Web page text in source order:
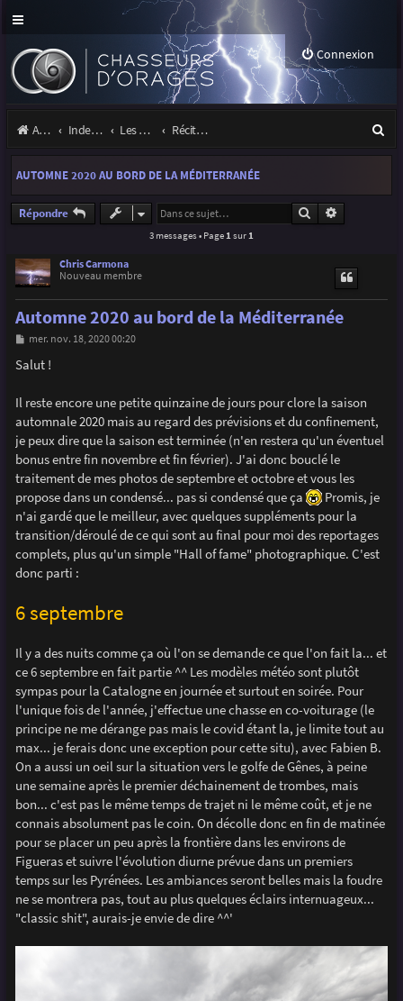
Connexion
Accueil Index du forum Les orages Récits et photos d'orages
e
AUTOMNE 2020 AU BORD DE LA MÉDITERRANÉE
Répondre Rechercher
3 messages • Page 1 sur 1
Chris Carmona
Nouveau membre
Automne 2020 au bord de la Méditerranée
M
s
s
e
mer. nov. 18, 2020 00:20
Salut !
Il reste encore une petite quinzaine de jours pour clore la saison
automnale 2020 mais au regard des prévisions et du confinement,
je peux dire que la saison est terminée (n'en restera qu'un éventuel
bonus entre fin novembre et fin février). J'ai donc bouclé le
traitement de mes photos de septembre et octobre et vous les
propose dans un condensé... pas si condensé que ça
Promis, je
n'ai gardé que le meilleur, avec quelques suppléments pour la
transition/déroulé de ce qui sont au final pour moi des reportages
complets, plus qu'un simple "Hall of fame" photographique. C'est
donc parti :
6 septembre
Il y a des nuits comme ça où l'on se demande ce que l'on fait la... et
ce 6 septembre en fait partie ^^ Les modèles météo sont plutôt
sympas pour la Catalogne en journée et surtout en soirée. Pour
l'unique fois de l'année, j'effectue une chasse en co-voiturage (le
principe ne me dérange pas mais le covid étant la, je limite tout au
max... je ferais donc une exception pour cette situ), avec Fabien B.
On a aussi un oeil sur la situation vers le golfe de Gênes, à peine
une semaine après le premier déchainement de trombes, mais
bon... c'est pas le même temps de trajet ni le même coût, et je ne
connais absolument pas le coin. On décolle donc en fin de matinée
pour se placer un peu après la frontière dans les environs de
Figueras et suivre l'évolution diurne prévue dans un premiers
temps sur les Pyrénées. Les ambiances seront belles mais la foudre
ne se montrera pas, tout au plus quelques éclairs internuageux...
"classic shit", aurais-je envie de dire ^^'